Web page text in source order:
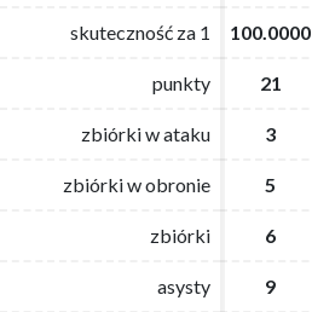
skuteczność za 1 100.0000
punkty 21
zbiórki w ataku 3
zbiórki w obronie 5
zbiórki 6
asysty 9
skuteczność za 1 100.0000
punkty 21
zbiórki w ataku 3
zbiórki w obronie 5
zbiórki 6
asysty 9